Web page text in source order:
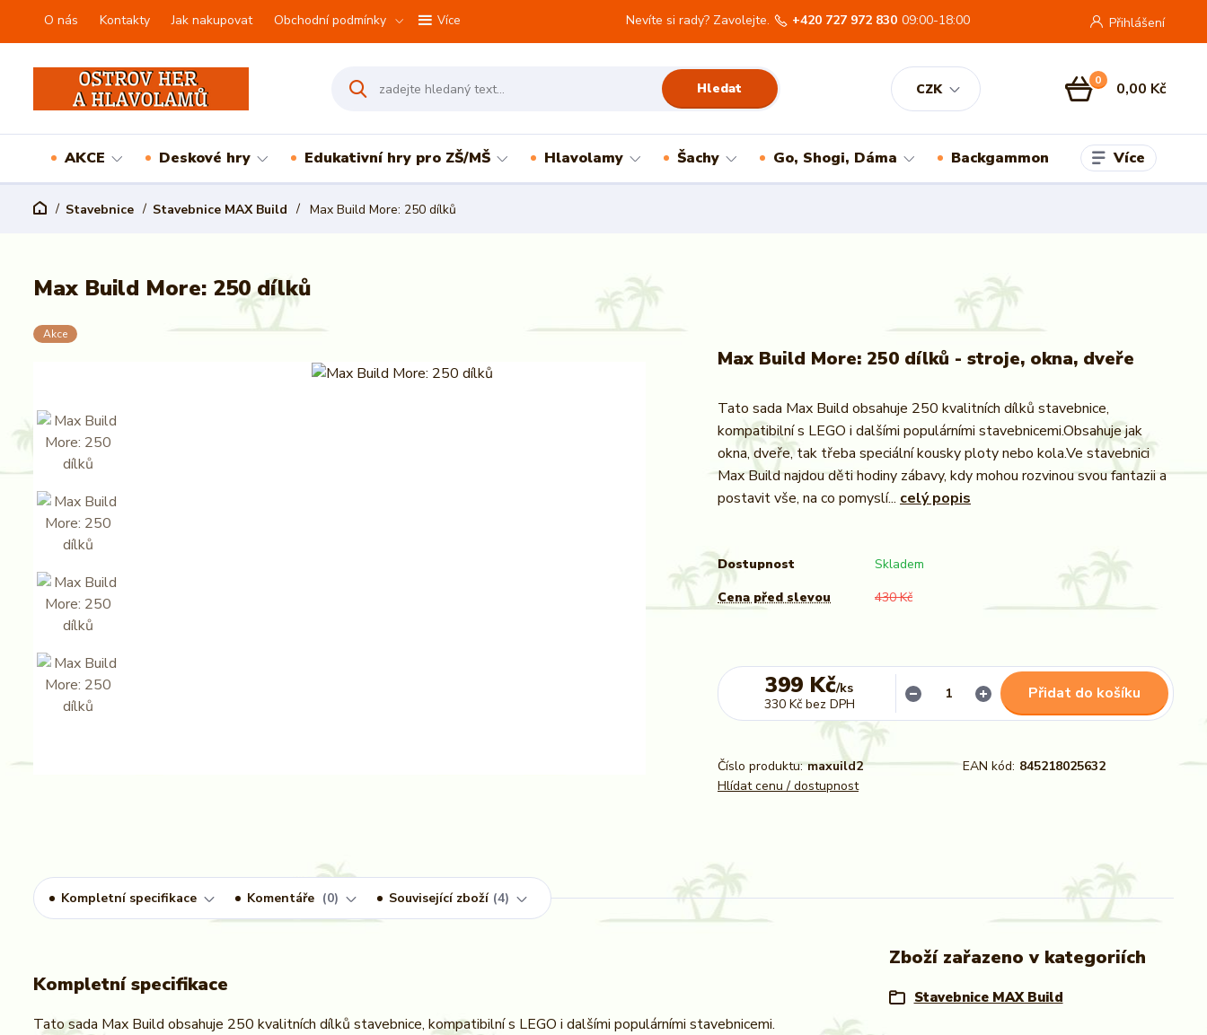
O nás Kontakty Jak nakupovat Obchodní podmínky Více
CZK
Přihlášení
Hledat
Nevíte si rady? Zavolejte. +420 727 972 830 09:00-18:00
0 0,00 Kč
AKCE Deskové hry Edukativní hry pro ZŠ/MŠ Hlavolamy Šachy Go, Shogi, Dáma Backgammon Více
Stavebnice Stavebnice MAX Build Max Build More: 250 dílků
Max Build More: 250 dílků
Akce
Max Build More: 250 dílků - stroje, okna, dveře
Tato sada Max Build obsahuje 250 kvalitních dílků stavebnice,
kompatibilní s LEGO i dalšími populárními stavebnicemi.Obsahuje jak
okna, dveře, tak třeba speciální kousky ploty nebo kola.Ve stavebnici
Max Build najdou děti hodiny zábavy, kdy mohou rozvinou svou fantazii a
postavit vše, na co pomyslí... celý popis
Dostupnost
Skladem
Cena před slevou
430 Kč
399 Kč/ks
330 Kč bez DPH
Přidat do košíku
Číslo produktu: maxuild2 EAN kód: 845218025632
Hlídat cenu / dostupnost
Kompletní specifikace Komentáře 0 Související zboží 4
Kompletní specifikace
Tato sada Max Build obsahuje 250 kvalitních dílků stavebnice, kompatibilní s LEGO i dalšími populárními stavebnicemi.
Zboží zařazeno v kategoriích
Stavebnice MAX Build